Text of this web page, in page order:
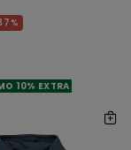
10% EXTRA